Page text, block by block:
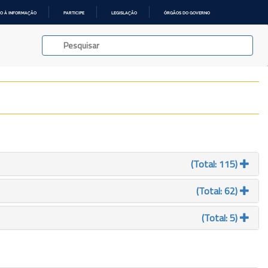
À INFORMAÇÃO PARTICIPE LEGISLAÇÃO ÓRGÃOS DO GOVERNO
(Total: 115)
(Total: 62)
(Total: 5)